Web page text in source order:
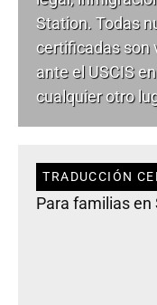
Station. Todas
certificadas son
ante el USCIS
cualquier otro
TRADUCCIÓN
Para familias